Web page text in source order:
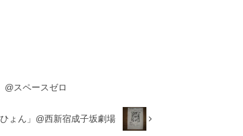
@スペースゼロ
ょん」@西新宿成子坂劇場